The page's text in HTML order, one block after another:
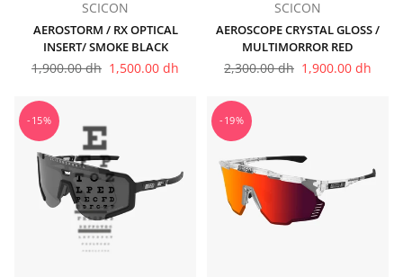
SCICON
AEROSTORM / RX OPTICAL
INSERT/ SMOKE BLACK
Prix
1,900.00 dh 1,500.00 dh
SCICON
AEROSCOPE CRYSTAL GLOSS /
MULTIMORROR RED
Prix
2,300.00 dh 1,900.00 dh
-15% -19%